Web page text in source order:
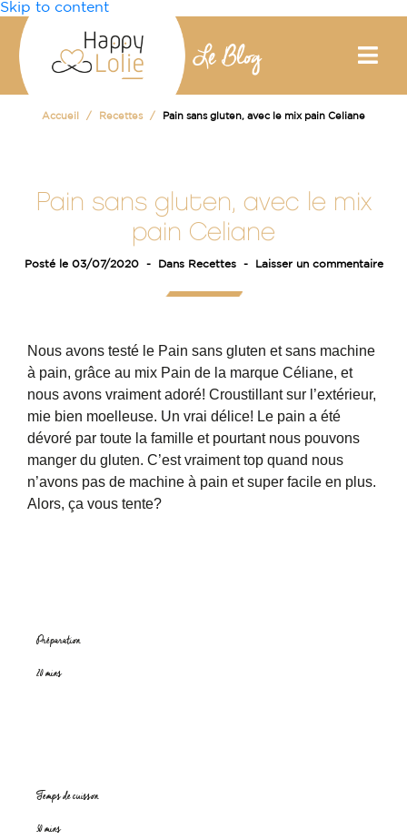
Skip to content
Accueil Recettes Pain sans gluten, avec le mix pain Celiane
Pain sans gluten, avec le mix
pain Celiane
Posté le 03/07/2020 Dans Recettes Laisser un commentaire
Nous avons testé le Pain sans gluten et sans machine
à pain, grâce au mix Pain de la marque Céliane, et
nous avons vraiment adoré! Croustillant sur l’extérieur,
mie bien moelleuse. Un vrai délice! Le pain a été
dévoré par toute la famille et pourtant nous pouvons
manger du gluten. C’est vraiment top quand nous
n’avons pas de machine à pain et super facile en plus.
Alors, ça vous tente?
Préparation
20 mins
Temps de cuisson
50 mins